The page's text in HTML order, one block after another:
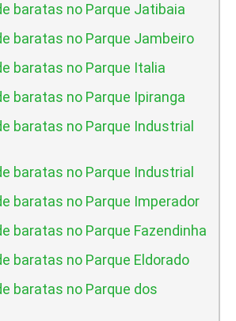
baratas no Parque Jatibaia
baratas no Parque Jambeiro
baratas no Parque Italia
baratas no Parque Ipiranga
baratas no Parque Industrial
baratas no Parque Industrial
baratas no Parque Imperador
baratas no Parque Fazendinha
baratas no Parque Eldorado
baratas no Parque dos